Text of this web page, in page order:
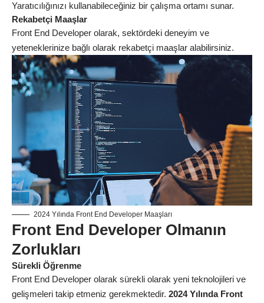
Yaratıcılığınızı kullanabileceğiniz bir çalışma ortamı sunar.
Rekabetçi Maaşlar
Front End Developer olarak, sektördeki deneyim ve
yeteneklerinize bağlı olarak rekabetçi maaşlar alabilirsiniz.
2024 Yılında Front End Developer Maaşları
Front End Developer Olmanın
Zorlukları
Sürekli Öğrenme
Front End Developer olarak sürekli olarak yeni teknolojileri ve
gelişmeleri takip etmeniz gerekmektedir. 2024 Yılında Front